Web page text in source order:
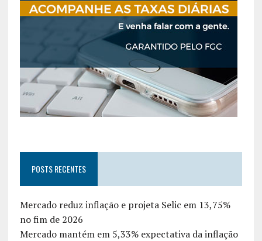
POSTS RECENTES
Mercado reduz inflação e projeta Selic em 13,75%
no fim de 2026
Mercado mantém em 5,33% expectativa da inflação